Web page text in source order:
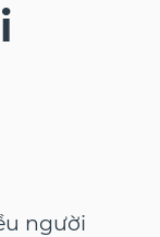
người